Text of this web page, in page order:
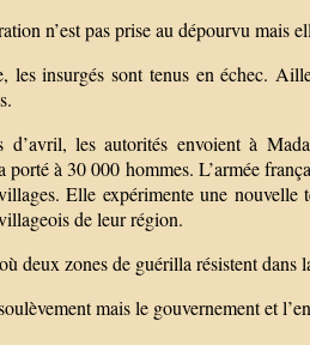
n’est pas prise au dépourvu mais
les insurgés sont tenus en échec.
les autorités envoient à
à 30 000 hommes. L’armée
Elle expérimente une
de leur région.
deux zones de guérilla résistent dans
mais le gouvernement et